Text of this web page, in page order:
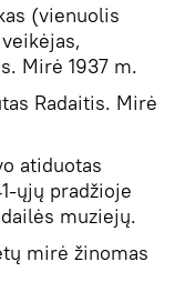
(vienuolis
Mirė 1937 m.
Radaitis. Mirė
atiduotas
ųjų pradžioje
muziejų.
mirė žinomas